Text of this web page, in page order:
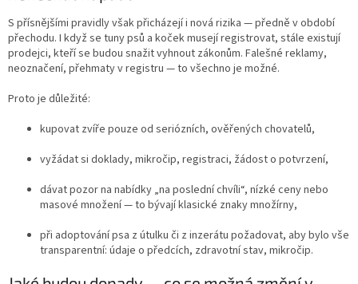
S přísnějšími pravidly však přicházejí i nová rizika — předně v období
přechodu. I když se tuny psů a koček musejí registrovat, stále existují
prodejci, kteří se budou snažit vyhnout zákonům. Falešné reklamy,
neoznačení, přehmaty v registru — to všechno je možné.
Proto je důležité:
kupovat zvíře pouze od seriózních, ověřených chovatelů,
vyžádat si doklady, mikročip, registraci, žádost o potvrzení,
dávat pozor na nabídky „na poslední chvíli“, nízké ceny nebo
masové množení — to bývají klasické znaky množírny,
při adoptování psa z útulku či z inzerátu požadovat, aby bylo vše
transparentní: údaje o předcích, zdravotní stav, mikročip.